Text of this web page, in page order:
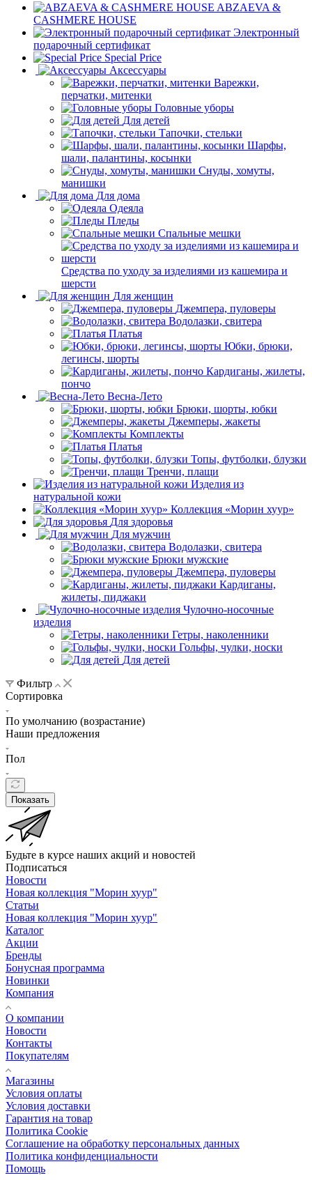
ABZAEVA &
CASHMERE HOUSE
Электронный
подарочный сертификат
Special Price
Аксессуары
Варежки,
перчатки, митенки
Головные уборы
Для детей
Тапочки, стельки
Шарфы,
шали, палантины, косынки
Снуды, хомуты,
манишки
Для дома
Одеяла
Пледы
Спальные мешки
Средства по уходу за изделиями из кашемира и
шерсти
Для женщин
Джемпера, пуловеры
Водолазки, свитера
Платья
Юбки, брюки,
легинсы, шорты
Кардиганы, жилеты,
пончо
Весна-Лето
Брюки, шорты, юбки
Джемперы, жакеты
Комплекты
Платья
Топы, футболки, блузки
Тренчи, плащи
Изделия из
натуральной кожи
Коллекция «Морин хуур»
Для здоровья
Для мужчин
Водолазки, свитера
Брюки мужские
Джемпера, пуловеры
Кардиганы,
жилеты, пиджаки
Чулочно-носочные
изделия
Гетры, наколенники
Гольфы, чулки, носки
Для детей
Фильтр
Сортировка
По умолчанию (возрастание)
Наши предложения
Пол
Показать
Будьте в курсе наших акций и новостей
Подписаться
Новости
Новая коллекция "Морин хуур"
Статьи
Новая коллекция "Морин хуур"
Каталог
Акции
Бренды
Бонусная программа
Новинки
Компания
О компании
Новости
Контакты
Покупателям
Магазины
Условия оплаты
Условия доставки
Гарантия на товар
Политика Cookie
Соглашение на обработку персональных данных
Политика конфиденциальности
Помощь